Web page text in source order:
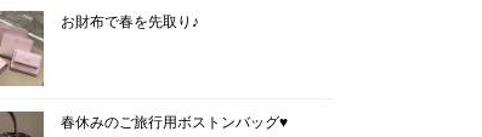
お財布で春を先取り♪
春休みのご旅行用ボストンバッグ♥